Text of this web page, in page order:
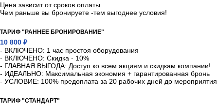
Цена зависит от сроков оплаты.
Чем раньше вы бронируете -тем выгоднее условия!
ТАРИФ "РАННЕЕ БРОНИРОВАНИЕ"
10 800 ₽
- ВКЛЮЧЕНО: 1 час простоя оборудования
- ВКЛЮЧЕНО: Скидка - 10%
- ГЛАВНАЯ ВЫГОДА: Доступ ко всем акциям и скидкам компании!
- ИДЕАЛЬНО: Максимальная экономия + гарантированная бронь
- УСЛОВИЕ: 100% предоплата за 20 рабочих дней до мероприятия
ТАРИФ "СТАНДАРТ"